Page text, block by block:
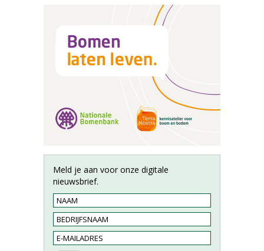
Meld je aan voor onze digitale
nieuwsbrief.